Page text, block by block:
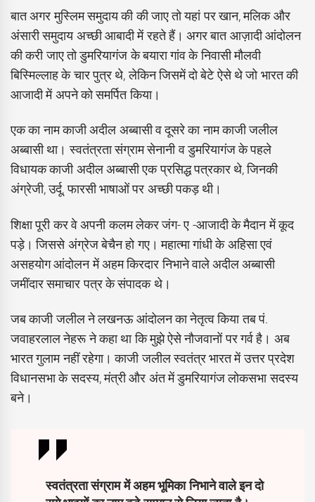
बात अगर मुस्लिम समुदाय की की जाए तो यहां पर खान, मलिक और
अंसारी समुदाय अच्छी आबादी में रहते हैं। अगर बात आज़ादी आंदोलन
की करी जाए तो डुमरियागंज के बयारा गांव के निवासी मौलवी
बिस्मिल्लाह के चार पुत्र थे, लेकिन जिसमें दो बेटे ऐसे थे जो भारत की
आजादी में अपने को समर्पित किया।
एक का नाम काजी अदील अब्बासी व दूसरे का नाम काजी जलील
अब्बासी था। स्वतंत्रता संग्राम सेनानी व डुमरियागंज के पहले
विधायक काजी अदील अब्बासी एक प्रसिद्ध पत्रकार थे, जिनकी
अंग्रेजी, उर्दू, फारसी भाषाओं पर अच्छी पकड़ थी।
शिक्षा पूरी कर वे अपनी कलम लेकर जंग- ए -आजादी के मैदान में कूद
पड़े। जिससे अंग्रेज बेचैन हो गए। महात्मा गांधी के अहिसा एवं
असहयोग आंदोलन में अहम किरदार निभाने वाले अदील अब्बासी
जमींदार समाचार पत्र के संपादक थे।
जब काजी जलील ने लखनऊ आंदोलन का नेतृत्व किया तब पं.
जवाहरलाल नेहरू ने कहा था कि मुझे ऐसे नौजवानों पर गर्व है। अब
भारत गुलाम नहीं रहेगा। काजी जलील स्वतंत्र भारत में उत्तर प्रदेश
विधानसभा के सदस्य, मंत्री और अंत में डुमरियागंज लोकसभा सदस्य
बने।
स्वतंत्रता संग्राम में अहम भूमिका निभाने वाले इन दो